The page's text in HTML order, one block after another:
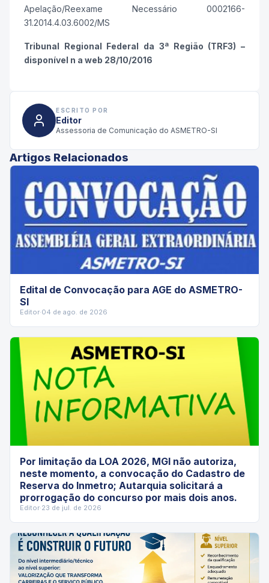
Apelação/Reexame Necessário 0002166-
31.2014.4.03.6002/MS
Tribunal Regional Federal da 3ª Região (TRF3) –
disponível n a web 28/10/2016
ESCRITO POR
Editor
Assessoria de Comunicação do ASMETRO-SI
Artigos Relacionados
Edital de Convocação para AGE do ASMETRO-
SI
Editor·04 de ago. de 2026
Por limitação da LOA 2026, MGI não autoriza,
neste momento, a convocação do Cadastro de
Reserva do Inmetro; Autarquia solicitará a
prorrogação do concurso por mais dois anos.
Editor·23 de jul. de 2026